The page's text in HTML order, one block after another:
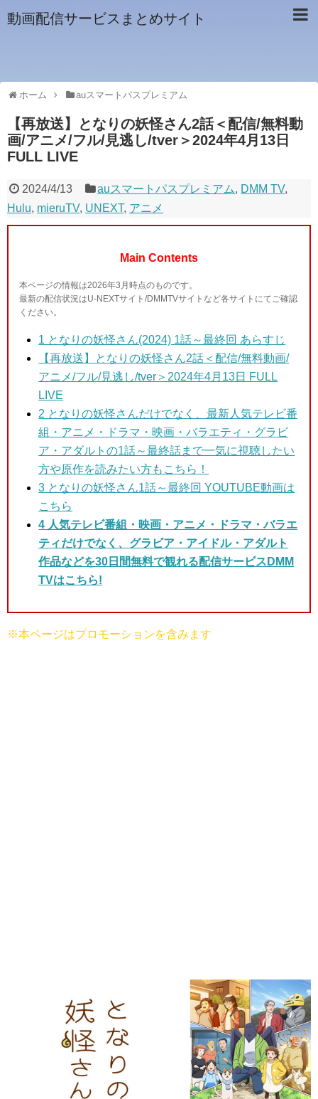
動画配信サービスまとめサイト
ホーム auスマートパスプレミアム
【再放送】となりの妖怪さん2話＜配信/無料動
画/アニメ/フル/見逃し/tver＞2024年4月13日
FULL LIVE
2024/4/13 auスマートパスプレミアム, DMM TV,
Hulu, mieruTV, UNEXT, アニメ
Main Contents
本ページの情報は2026年3月時点のものです。
最新の配信状況はU-NEXTサイト/DMMTVサイトなど各サイトにてご確認
ください。
1 となりの妖怪さん(2024) 1話～最終回 あらすじ
【再放送】となりの妖怪さん2話＜配信/無料動画/
アニメ/フル/見逃し/tver＞2024年4月13日 FULL
LIVE
2 となりの妖怪さんだけでなく、最新人気テレビ番
組・アニメ・ドラマ・映画・バラエティ・グラビ
ア・アダルトの1話～最終話まで一気に視聴したい
方や原作を読みたい方もこちら！
3 となりの妖怪さん1話～最終回 YOUTUBE動画は
こちら
4 人気テレビ番組・映画・アニメ・ドラマ・バラエ
ティだけでなく、グラビア・アイドル・アダルト
作品などを30日間無料で観れる配信サービスDMM
TVはこちら!
※本ページはプロモーションを含みます